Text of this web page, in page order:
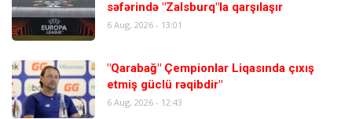
səfərində "Zalsburq"la qarşılaşır
6 Aug, 2026 - 13:01
"Qarabağ" Çempionlar Liqasında çıxış
etmiş güclü rəqibdir"
6 Aug, 2026 - 12:43